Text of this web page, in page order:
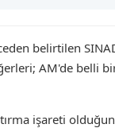
belirtilen
AM'de belli
işareti